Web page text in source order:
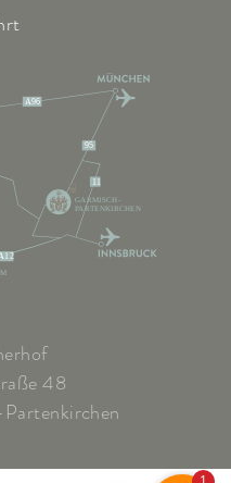
A96
95
11
GARMISCH-
PARTENKIRCHEN
48